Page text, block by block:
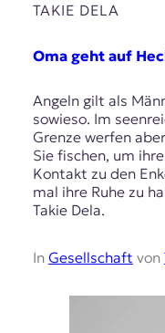
TAKIE DELA
Oma geht auf
Angeln gilt als
sowieso. Im
Grenze werfen
Sie fischen, um
Kontakt zu den
mal ihre Ruhe zu
Takie Dela.
In Gesellschaft von